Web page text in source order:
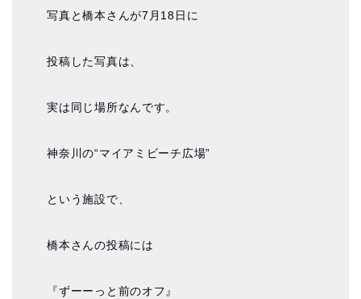
写真と橋本さんが7月18日に
投稿した写真は、
実は同じ場所なんです。
神奈川の“マイアミビーチ広場”
という施設で、
橋本さんの投稿には
『ずーーっと前のオフ』